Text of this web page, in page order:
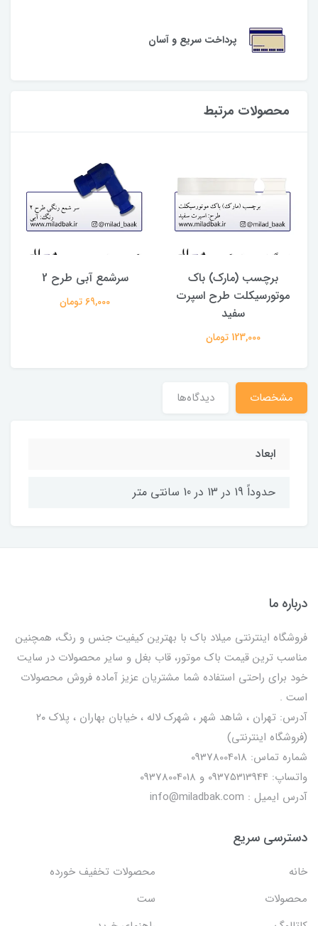
پرداخت سریع و آسان
محصولات مرتبط
برچسب (مارک) باک
موتورسیکلت طرح اسپرت
سفید
123,000 تومان
سرشمع آبی طرح 2
69,000 تومان
مشخصات دیدگاه‌ها
ابعاد
حدوداً 19 در 13 در 10 سانتی متر
درباره ما
فروشگاه اینترنتی میلاد باک با بهترین کیفیت جنس و رنگ، همچنین
مناسب ترین قیمت باک موتور، قاب بغل و سایر محصولات در سایت
خود برای راحتی استفاده شما مشتریان عزیز آماده فروش محصولات
است .
آدرس: تهران ، شاهد شهر ، شهرک لاله ، خیابان بهاران ، پلاک ۲۰
(فروشگاه اینترنتی)
شماره تماس: 09378004018
واتساپ: 09375313944 و 09378004018
آدرس ایمیل : info@miladbak.com
دسترسی سریع
خانه
محصولات تخفیف خورده
محصولات
ست